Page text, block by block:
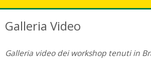
Galleria Video
Galleria video dei workshop tenuti in